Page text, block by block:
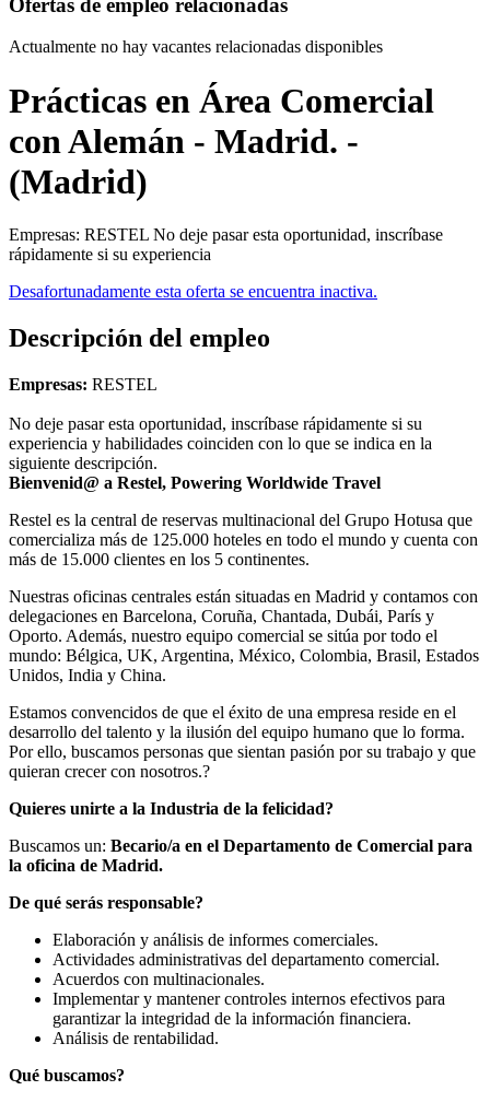
Actualmente no hay vacantes relacionadas disponibles
Prácticas en Área Comercial
con Alemán - Madrid. -
(Madrid)
Empresas: RESTEL No deje pasar esta oportunidad, inscríbase
rápidamente si su experiencia
Desafortunadamente esta oferta se encuentra inactiva.
Descripción del empleo
Empresas: RESTEL
No deje pasar esta oportunidad, inscríbase rápidamente si su
experiencia y habilidades coinciden con lo que se indica en la
siguiente descripción.
Bienvenid@ a Restel, Powering Worldwide Travel
Restel es la central de reservas multinacional del Grupo Hotusa que
comercializa más de 125.000 hoteles en todo el mundo y cuenta con
más de 15.000 clientes en los 5 continentes.
Nuestras oficinas centrales están situadas en Madrid y contamos con
delegaciones en Barcelona, Coruña, Chantada, Dubái, París y
Oporto. Además, nuestro equipo comercial se sitúa por todo el
mundo: Bélgica, UK, Argentina, México, Colombia, Brasil, Estados
Unidos, India y China.
Estamos convencidos de que el éxito de una empresa reside en el
desarrollo del talento y la ilusión del equipo humano que lo forma.
Por ello, buscamos personas que sientan pasión por su trabajo y que
quieran crecer con nosotros.?
Quieres unirte a la Industria de la felicidad?
Buscamos un: Becario/a en el Departamento de Comercial para
la oficina de Madrid.
De qué serás responsable?
Elaboración y análisis de informes comerciales.
Actividades administrativas del departamento comercial.
Acuerdos con multinacionales.
Implementar y mantener controles internos efectivos para
garantizar la integridad de la información financiera.
Análisis de rentabilidad.
Qué buscamos?